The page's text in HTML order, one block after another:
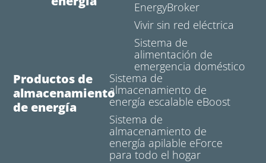
EnergyBroker
Vivir sin red eléctrica
Sistema de
alimentación de
emergencia doméstico
Productos de
almacenamiento
de energía
Sistema de
almacenamiento de
energía escalable eBoost
Sistema de
almacenamiento de
energía apilable eForce
para todo el hogar